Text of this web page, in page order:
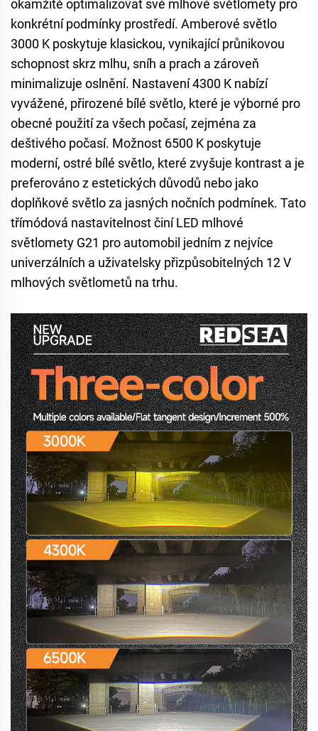
okamžitě optimalizovat své mlhové světlomety pro
konkrétní podmínky prostředí. Amberové světlo
3000 K poskytuje klasickou, vynikající průnikovou
schopnost skrz mlhu, sníh a prach a zároveň
minimalizuje oslnění. Nastavení 4300 K nabízí
vyvážené, přirozené bílé světlo, které je výborné pro
obecné použití za všech počasí, zejména za
deštivého počasí. Možnost 6500 K poskytuje
moderní, ostré bílé světlo, které zvyšuje kontrast a je
preferováno z estetických důvodů nebo jako
doplňkové světlo za jasných nočních podmínek. Tato
třímódová nastavitelnost činí LED mlhové
světlomety G21 pro automobil jedním z nejvíce
univerzálních a uživatelsky přizpůsobitelných 12 V
mlhových světlometů na trhu.